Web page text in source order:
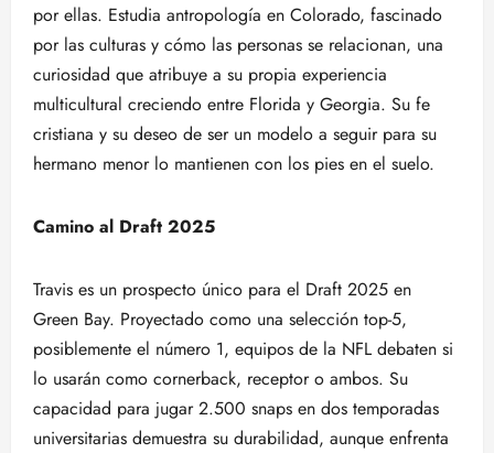
por ellas. Estudia antropología en Colorado, fascinado
por las culturas y cómo las personas se relacionan, una
curiosidad que atribuye a su propia experiencia
multicultural creciendo entre Florida y Georgia. Su fe
cristiana y su deseo de ser un modelo a seguir para su
hermano menor lo mantienen con los pies en el suelo.
Camino al Draft 2025
Travis es un prospecto único para el Draft 2025 en
Green Bay. Proyectado como una selección top-5,
posiblemente el número 1, equipos de la NFL debaten si
lo usarán como cornerback, receptor o ambos. Su
capacidad para jugar 2.500 snaps en dos temporadas
universitarias demuestra su durabilidad, aunque enfrenta